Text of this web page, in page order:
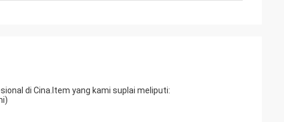
di Cina.Item yang kami suplai meliputi: